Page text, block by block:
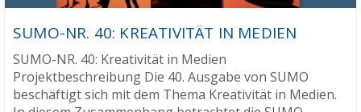
SUMO-NR. 40: KREATIVITÄT IN MEDIEN
SUMO-NR. 40: Kreativität in Medien
Projektbeschreibung Die 40. Ausgabe von SUMO
beschäftigt sich mit dem Thema Kreativität in Medien.